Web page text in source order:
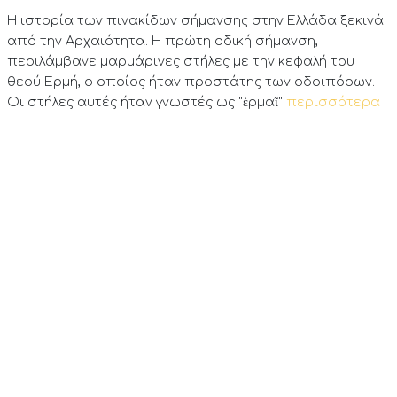
Η ιστορία των πινακίδων σήμανσης στην Ελλάδα ξεκινά
από την Αρχαιότητα. Η πρώτη οδική σήμανση,
περιλάμβανε μαρμάρινες στήλες με την κεφαλή του
θεού Ερμή, ο οποίος ήταν προστάτης των οδοιπόρων.
Οι στήλες αυτές ήταν γνωστές ως "ἑρμαῖ" περισσότερα